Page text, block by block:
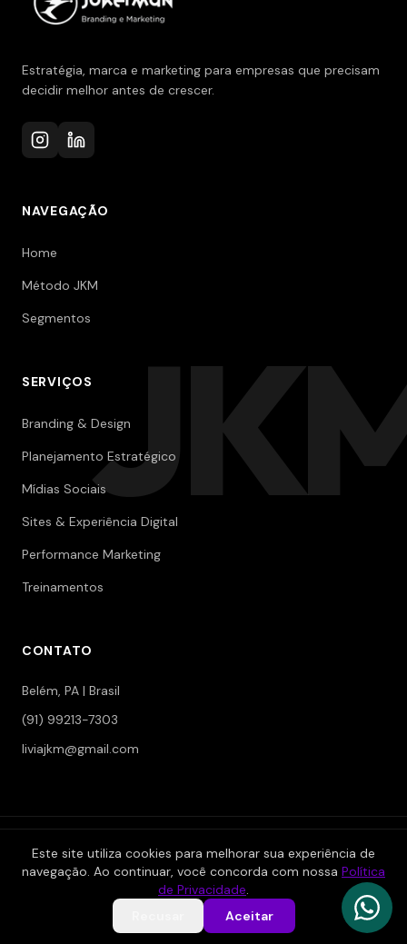
Estratégia, marca e marketing para empresas que precisam
decidir melhor antes de crescer.
NAVEGAÇÃO
Home
Método JKM
Segmentos
SERVIÇOS
Branding & Design
Planejamento Estratégico
Mídias Sociais
Sites & Experiência Digital
Performance Marketing
Treinamentos
CONTATO
Belém, PA | Brasil
(91) 99213-7303
liviajkm@gmail.com
© 2006-2026 Jokerman — Branding & Marketing. Todos os
direitos reservados.
Política de Privacidade |Termos de Serviço Área Restrita
Reinaldo Valente— powered by Tryvia®
Este site utiliza cookies para melhorar sua experiência de
navegação. Ao continuar, você concorda com nossa Política
de Privacidade.
Aceitar